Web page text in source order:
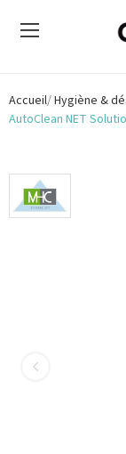
Accueil Hygiène &
AutoClean NET